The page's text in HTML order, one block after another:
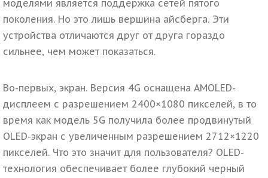
моделями является поддержка сетей пятого
поколения. Но это лишь вершина айсберга. Эти
устройства отличаются друг от друга гораздо
сильнее, чем может показаться.
Во-первых, экран. Версия 4G оснащена AMOLED-
дисплеем с разрешением 2400×1080 пикселей, в то
время как модель 5G получила более продвинутый
OLED-экран с увеличенным разрешением 2712×1220
пикселей. Что это значит для пользователя? OLED-
технология обеспечивает более глубокий черный